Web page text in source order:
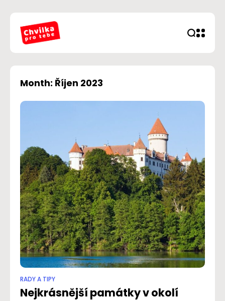
Month: Říjen 2023
RADY A TIPY
Nejkrásnější památky v okolí